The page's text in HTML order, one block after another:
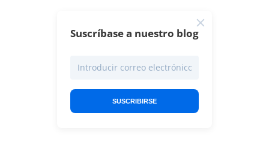
Suscríbase a nuestro blog
SUSCRIBIRSE